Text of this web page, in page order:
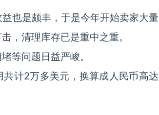
也是颇丰，于是今年开始卖家大量
，清理库存已是重中之重。
等问题日益严峻。
计2万多美元，换算成人民币高达